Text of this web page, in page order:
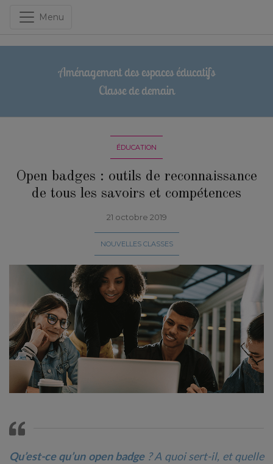
Menu
Aménagement des espaces éducatifs
Classe de demain
ÉDUCATION
Open badges : outils de reconnaissance
de tous les savoirs et compétences
21 octobre 2019
NOUVELLES CLASSES
Qu’est-ce qu’un open badge? A quoi sert-il, et quelle